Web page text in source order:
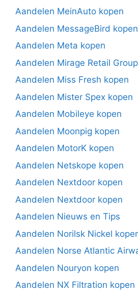
Aandelen MeinAuto kopen
Aandelen MessageBird
Aandelen Meta kopen
Aandelen Mirage Retail
Aandelen Miss Fresh kopen
Aandelen Mister Spex kopen
Aandelen Mobileye kopen
Aandelen Moonpig kopen
Aandelen MotorK kopen
Aandelen Netskope kopen
Aandelen Nextdoor kopen
Aandelen Nextdoor kopen
Aandelen Nieuws en Tips
Aandelen Norilsk Nickel
Aandelen Norse Atlantic
Aandelen Nouryon kopen
Aandelen NX Filtration kopen